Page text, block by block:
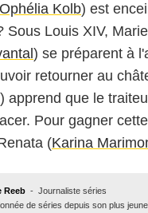
Ophélia Kolb) est
Sous Louis XIV,
) se préparent à
retourner au
) apprend que le
Pour gagner
(Karina
Reeb - Journaliste séries
de séries depuis son plus